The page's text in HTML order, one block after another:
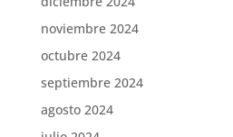
noviembre 2024
octubre 2024
septiembre 2024
agosto 2024